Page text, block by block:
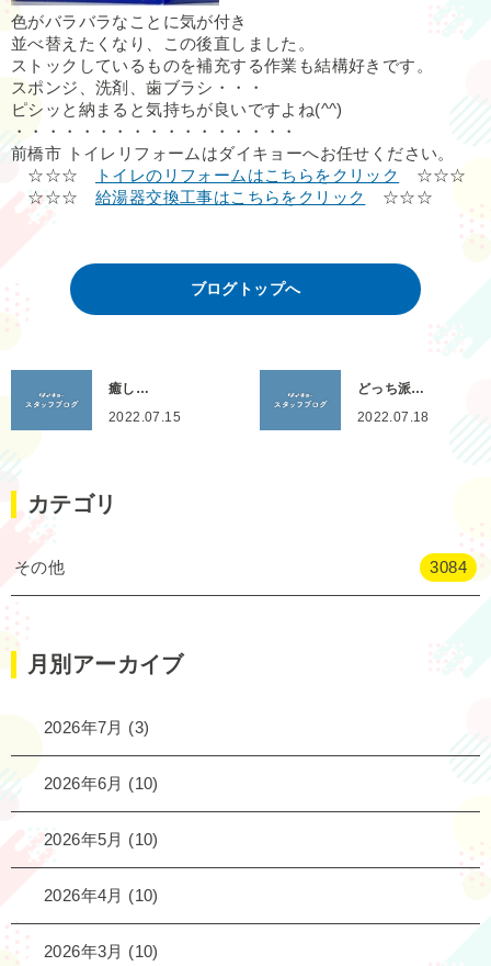
色がバラバラなことに気が付き
並べ替えたくなり、この後直しました。
ストックしているものを補充する作業も結構好きです。
スポンジ、洗剤、歯ブラシ・・・
ピシッと納まると気持ちが良いですよね(^^)
・・・・・・・・・・・・・・・・・
前橋市 トイレリフォームはダイキョーへお任せください。
☆☆☆
トイレのリフォームはこちらをクリック
☆☆☆
☆☆☆ 給湯器交換工事はこちらをクリック ☆☆☆
ブログトップへ
癒し…
2022.07.15
どっち派…
2022.07.18
カテゴリ
その他 3084
月別アーカイブ
2026年7月 (3)
2026年6月 (10)
2026年5月 (10)
2026年4月 (10)
2026年3月 (10)